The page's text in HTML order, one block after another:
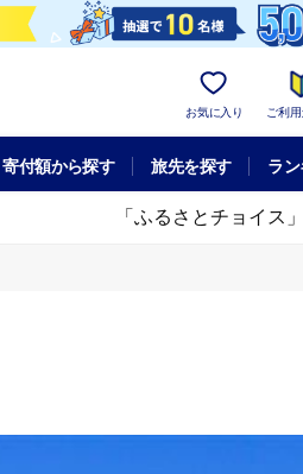
お気に入り ご利
寄付額から探す 旅先を探す ラ
「ふるさとチョイス